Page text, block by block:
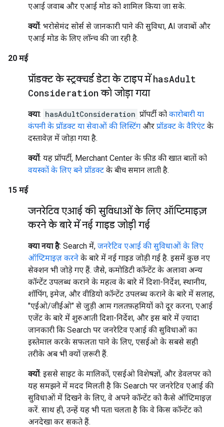
एआई जवाब और एआई मोड को शामिल किया जा सके.
क्यों: भरोसेमंद सोर्स से जानकारी पाने की सुविधा, AI जवाबों और
एआई मोड के लिए लॉन्च की जा रही है.
20 मई
प्रॉडक्ट के स्ट्रक्चर्ड डेटा के टाइप मेंhasAdult
Consideration को जोड़ा गया
क्या: hasAdultConsideration प्रॉपर्टी को कारोबारी या
कंपनी के प्रॉडक्ट या सेवाओं की लिस्टिंग और प्रॉडक्ट के वैरिएंट के
दस्तावेज़ में जोड़ा गया है.
क्यों: यह प्रॉपर्टी, Merchant Center के फ़ीड की खात बातों को
वयस्कों के लिए बने प्रॉडक्ट के बीच समान लाती है.
15 मई
जनरेटिव एआई की सुविधाओं के लिए ऑप्टिमाइज़
करने के बारे में नई गाइड जोड़ी गई
क्या नया है: Search में, जनरेटिव एआई की सुविधाओं के लिए
ऑप्टिमाइज़ करने के बारे में नई गाइड जोड़ी गई है. इसमें कुछ नए
सेक्शन भी जोड़े गए हैं. जैसे, कमोडिटी कॉन्टेंट के अलावा अन्य
कॉन्टेंट उपलब्ध कराने के महत्व के बारे में दिशा-निर्देश, स्थानीय,
शॉपिंग, इमेज, और वीडियो कॉन्टेंट उपलब्ध कराने के बारे में सलाह,
"एईओ/जीईओ" से जुड़ी आम गलतफ़हमियों को दूर करना, एआई
एजेंट के बारे में शुरुआती दिशा-निर्देश, और इस बारे में ज़्यादा
जानकारी कि Search पर जनरेटिव एआई की सुविधाओं का
इस्तेमाल करके सफलता पाने के लिए, एसईओ के सबसे सही
तरीके अब भी क्यों ज़रूरी हैं.
क्यों: इससे साइट के मालिकों, एसईओ विशेषज्ञों, और डेवलपर को
यह समझने में मदद मिलती है कि Search पर जनरेटिव एआई की
सुविधाओं में दिखने के लिए, वे अपने कॉन्टेंट को कैसे ऑप्टिमाइज़
करें. साथ ही, उन्हें यह भी पता चलता है कि वे किस कॉन्टेंट को
अनदेखा कर सकते हैं.